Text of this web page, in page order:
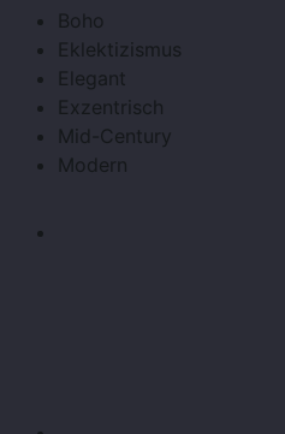
Boho
Eklektizismus
Elegant
Exzentrisch
Mid-Century
Modern